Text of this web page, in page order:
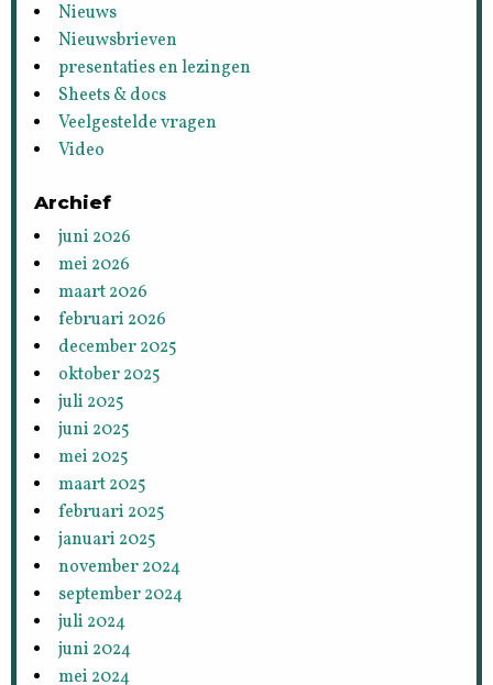
Nieuws
Nieuwsbrieven
presentaties en lezingen
Sheets & docs
Veelgestelde vragen
Video
Archief
juni 2026
mei 2026
maart 2026
februari 2026
december 2025
oktober 2025
juli 2025
juni 2025
mei 2025
maart 2025
februari 2025
januari 2025
november 2024
september 2024
juli 2024
juni 2024
mei 2024